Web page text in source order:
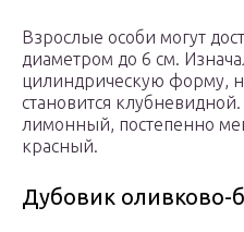
Взрослые особи могут
диаметром до 6 см.
цилиндрическую форму,
становится
лимонный, постепенно
красный.
Дубовик оливково-